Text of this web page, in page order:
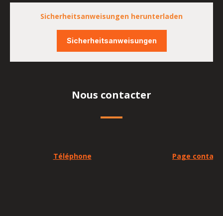
Sicherheitsanweisungen herunterladen
Sicherheitsanweisungen
Nous contacter
Téléphone Page contact